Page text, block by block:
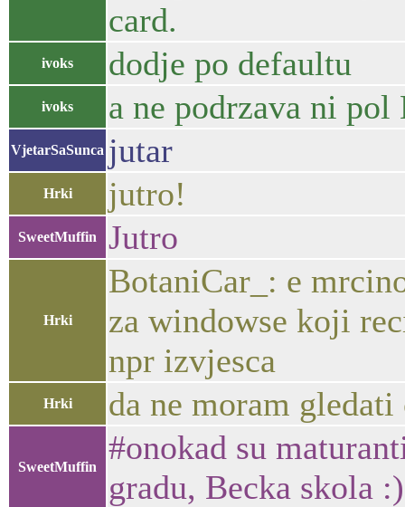
card.
ivoks dodje po defaultu
ivoks a ne podrzava ni
VjetarSaSunca jutar
Hrki jutro!
SweetMuffin Jutro
Hrki
BotaniCar_: e
za windowse koji
npr izvjesca
Hrki da ne moram
SweetMuffin
#onokad su
gradu, Becka skola :)